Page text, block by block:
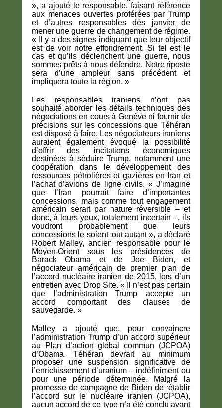
», a ajouté le responsable, faisant référence
aux menaces ouvertes proférées par Trump
et d’autres responsables dès janvier de
mener une guerre de changement de régime.
« Il y a des signes indiquant que leur objectif
est de voir notre effondrement. Si tel est le
cas et qu’ils déclenchent une guerre, nous
sommes prêts à nous défendre. Notre riposte
sera d’une ampleur sans précédent et
impliquera toute la région. »
Les responsables iraniens n’ont pas
souhaité aborder les détails techniques des
négociations en cours à Genève ni fournir de
précisions sur les concessions que Téhéran
est disposé à faire. Les négociateurs iraniens
auraient également évoqué la possibilité
d’offrir des incitations économiques
destinées à séduire Trump, notamment une
coopération dans le développement des
ressources pétrolières et gazières en Iran et
l’achat d’avions de ligne civils. « J’imagine
que l’Iran pourrait faire d’importantes
concessions, mais comme tout engagement
américain serait par nature réversible – et
donc, à leurs yeux, totalement incertain –, ils
voudront probablement que leurs
concessions le soient tout autant », a déclaré
Robert Malley, ancien responsable pour le
Moyen-Orient sous les présidences de
Barack Obama et de Joe Biden, et
négociateur américain de premier plan de
l’accord nucléaire iranien de 2015, lors d’un
entretien avec Drop Site. « Il n’est pas certain
que l’administration Trump accepte un
accord comportant des clauses de
sauvegarde. »
Malley a ajouté que, pour convaincre
l’administration Trump d’un accord supérieur
au Plan d’action global commun (JCPOA)
d’Obama, Téhéran devrait au minimum
proposer une suspension significative de
l’enrichissement d’uranium – indéfiniment ou
pour une période déterminée. Malgré la
promesse de campagne de Biden de rétablir
l’accord sur le nucléaire iranien (JCPOA),
aucun accord de ce type n’a été conclu avant